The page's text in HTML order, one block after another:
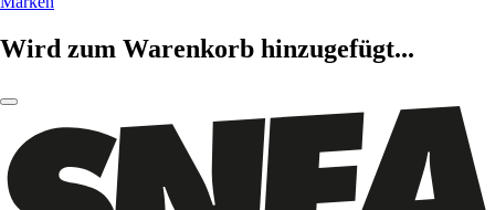
Wird zum Warenkorb hinzugefügt...